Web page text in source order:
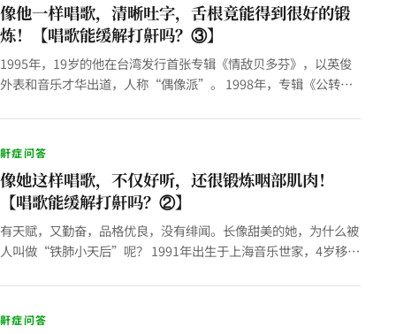
像他一样唱歌，清晰吐字，舌根竟能得到很好的锻
炼！【唱歌能缓解打鼾吗？③】
1995年，19岁的他在台湾发行首张专辑《情敌贝多芬》，以英俊
外表和音乐才华出道，人称“偶像派”。 1998年，专辑《公转自
鼾症问答
像她这样唱歌，不仅好听，还很锻炼咽部肌肉！
【唱歌能缓解打鼾吗？②】
有天赋，又勤奋，品格优良，没有绯闻。长像甜美的她，为什么被
人叫做“铁肺小天后”呢？ 1991年出生于上海音乐世家，4岁移居
鼾症问答